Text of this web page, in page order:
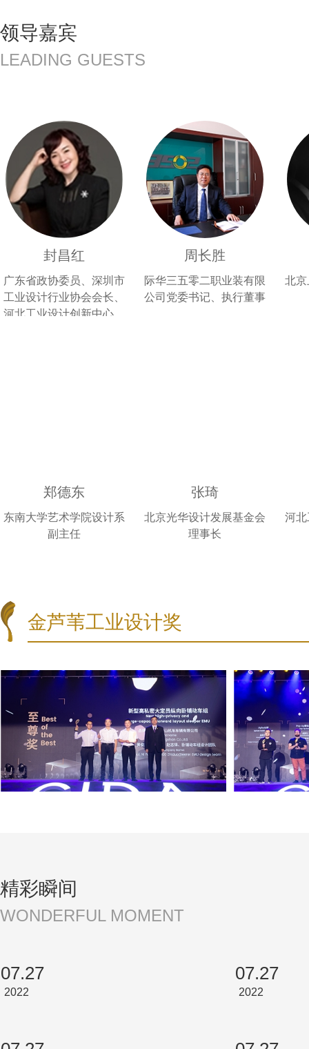
领导嘉宾
LEADING GUESTS
封昌红
广东省政协委员、深圳市
工业设计行业协会会长、
河北工业设计创新中心主
周长胜
际华三五零二职业装有限
公司党委书记、执行董事
北
郑德东
东南大学艺术学院设计系
副主任
张琦
北京光华设计发展基金会
理事长
河
金芦苇工业设计奖
精彩瞬间
WONDERFUL MOMENT
07.27
2022
07.27
2022